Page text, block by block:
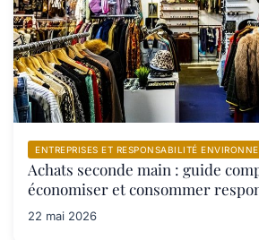
ENTREPRISES ET RESPONSABILITÉ
Achats seconde main : guide
économiser et consommer
22 mai 2026